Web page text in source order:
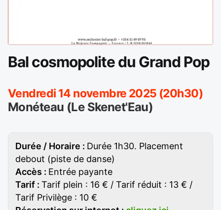
Bal cosmopolite du Grand Pop
Vendredi 14 novembre 2025 (20h30)
Monéteau (Le Skenet'Eau)
Durée / Horaire : Durée 1h30. Placement
debout (piste de danse)
Accès : Entrée payante
Tarif : Tarif plein : 16 € / Tarif réduit : 13 € /
Tarif Privilège : 10 €